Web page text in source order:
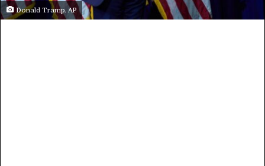
Donald Tramp. AP